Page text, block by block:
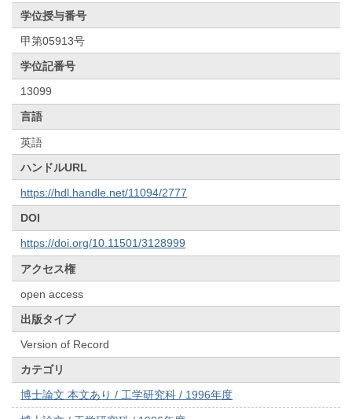
学位授与番号
甲第05913号
学位記番号
13099
言語
英語
ハンドルURL
https://hdl.handle.net/11094/2777
DOI
https://doi.org/10.11501/3128999
アクセス権
open access
出版タイプ
Version of Record
カテゴリ
博士論文 本文あり / 工学研究科 / 1996年度